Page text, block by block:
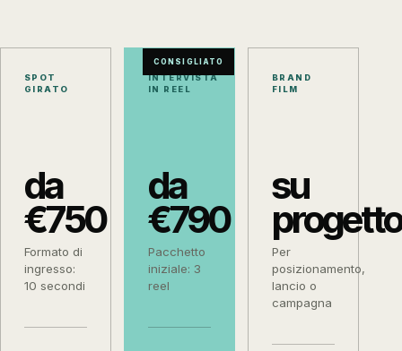
SPOT
GIRATO
da
€750
Formato di
ingresso:
10 secondi
CONSIGLIATO
INTERVISTA
IN REEL
da
€790
Pacchetto
iniziale: 3
reel
BRAND
FILM
su
progetto
Per
posizionamento,
lancio o
campagna